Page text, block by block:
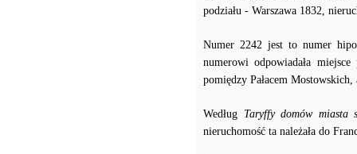
podziału - Warszawa 1832,
Numer 2242 jest to numer
numerowi odpowiadała
pomiędzy Pałacem Mostowskich,
Według Taryffy domów miasta
nieruchomość ta należała do